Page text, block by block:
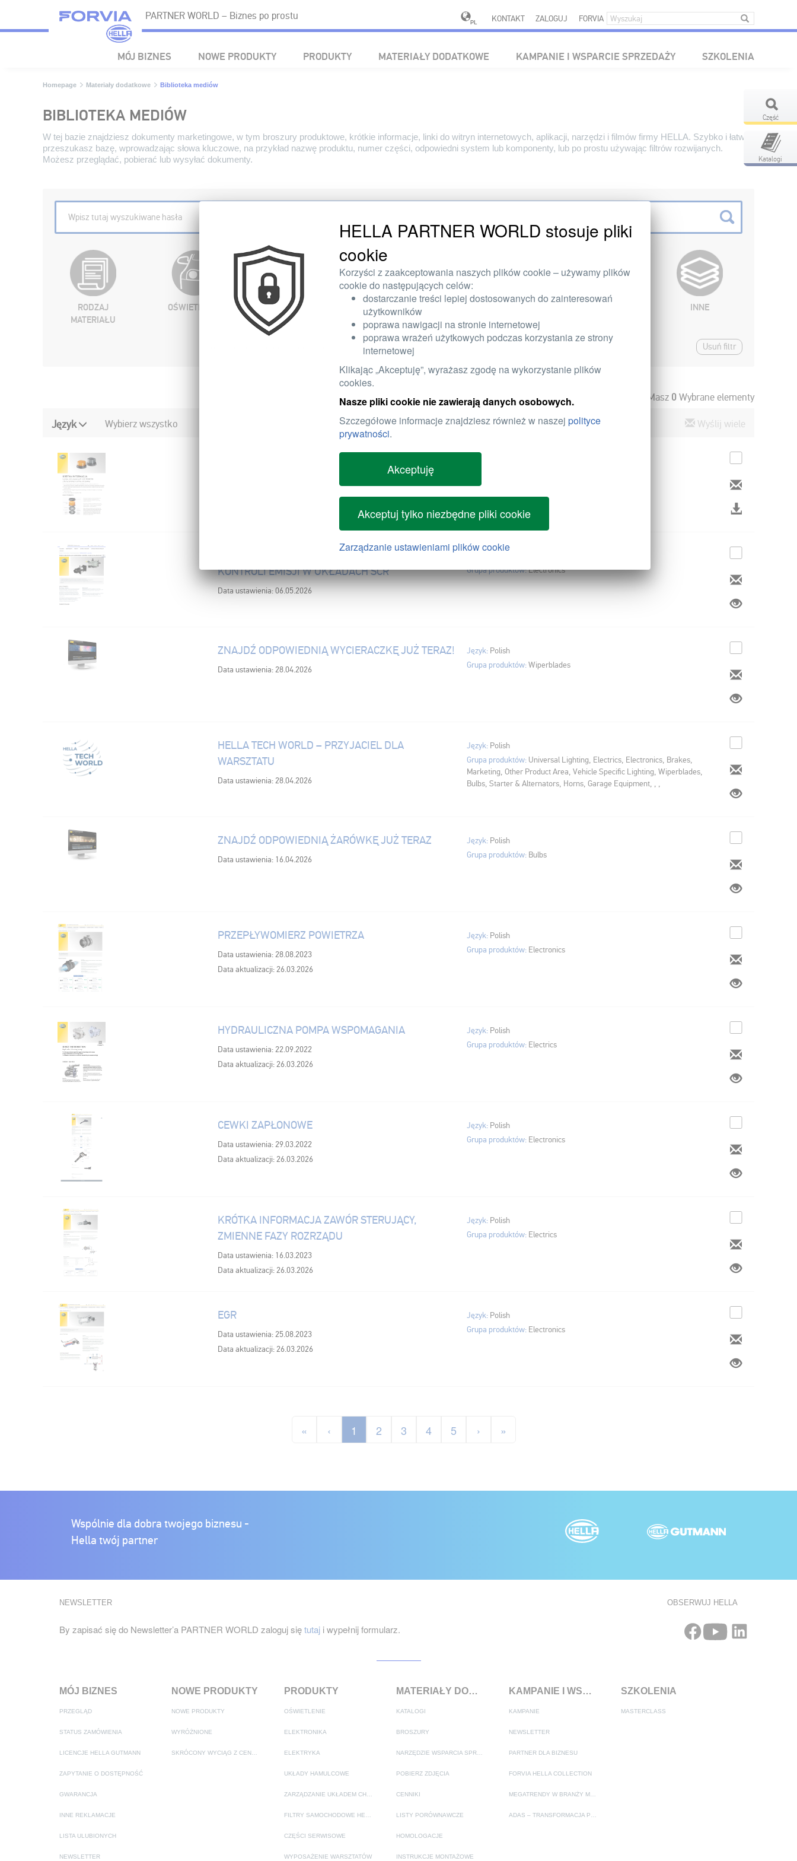
PARTNER WORLD – Biznes po prostu
PL KONTAKT ZALOGUJ FORVIA
MÓJ BIZNES NOWE PRODUKTY PRODUKTY MATERIAŁY DODATKOWE KAMPANIE I WSPARCIE SPRZEDAŻY SZKOLENIA
Homepage Materiały dodatkowe Biblioteka mediów
BIBLIOTEKA MEDIÓW
W tej bazie znajdziesz dokumenty marketingowe, w tym broszury produktowe, krótkie informacje, linki do witryn internetowych, aplikacji, narzędzi i filmów firmy HELLA. Szybko i łatwo
przeszukasz bazę, wprowadzając słowa kluczowe, na przykład nazwę produktu, numer części, odpowiedni system lub komponenty, lub po prostu używając filtrów rozwijanych.
Możesz przeglądać, pobierać lub wysyłać dokumenty.
RODZAJ
MATERIAŁU
OŚWIETLENIE ELEKTRYKA ELEKTRONIKA INNE
Usuń filtr
Język Wyślij wiele
Wybierz wszystko
Masz 0 Wybrane elementy
BURSZTYNOWĄ I CIEMNĄ SOCZEWKĄ
POMPA ADBLUE HELLA DO NIEZAWODNEJ
KONTROLI EMISJI W UKŁADACH SCR
Data ustawienia: 06.05.2026
Grupa produktów:Electronics
ZNAJDŹ ODPOWIEDNIĄ WYCIERACZKĘ JUŻ TERAZ!
Data ustawienia: 28.04.2026
Język: Polish
Grupa produktów:Wiperblades
HELLA TECH WORLD – PRZYJACIEL DLA
WARSZTATU
Data ustawienia: 28.04.2026
Język: Polish
Grupa produktów: Universal Lighting, Electrics, Electronics, Brakes,
Marketing, Other Product Area, Vehicle Specific Lighting, Wiperblades,
Bulbs, Starter & Alternators, Horns, Garage Equipment, , ,
ZNAJDŹ ODPOWIEDNIĄ ŻARÓWKĘ JUŻ TERAZ
Data ustawienia: 16.04.2026
Język: Polish
Grupa produktów: Bulbs
PRZEPŁYWOMIERZ POWIETRZA
Data ustawienia: 28.08.2023
Data aktualizacji: 26.03.2026
Język: Polish
Grupa produktów: Electronics
HYDRAULICZNA POMPA WSPOMAGANIA
Data ustawienia: 22.09.2022
Data aktualizacji: 26.03.2026
Język: Polish
Grupa produktów: Electrics
CEWKI ZAPŁONOWE
Data ustawienia: 29.03.2022
Data aktualizacji: 26.03.2026
Język: Polish
Grupa produktów: Electronics
KRÓTKA INFORMACJA ZAWÓR STERUJĄCY,
ZMIENNE FAZY ROZRZĄDU
Data ustawienia: 16.03.2023
Data aktualizacji: 26.03.2026
Język: Polish
Grupa produktów: Electrics
EGR
Data ustawienia: 25.08.2023
Data aktualizacji: 26.03.2026
Język: Polish
Grupa produktów: Electronics
« ‹ 1 2 3 4 5 › »
Wspólnie dla dobra twojego biznesu -
Hella twój partner
NEWSLETTER
By zapisać się do Newsletter’a PARTNER WORLD zaloguj siętutaj i wypełnij formularz.
OBSERWUJ HELLA
MÓJ BIZNES
PRZEGLĄD
STATUS ZAMÓWIENIA
LICENCJE HELLA GUTMANN
ZAPYTANIE O DOSTĘPNOŚĆ
GWARANCJA
INNE REKLAMACJE
LISTA ULUBIONYCH
NEWSLETTER
NOWE PRODUKTY
NOWE PRODUKTY
WYRÓŻNIONE
PRODUKTY
OŚWIETLENIE
ELEKTRONIKA
ELEKTRYKA
UKŁADY HAMULCOWE
ZARZĄDZANIE UKŁADEM CHŁODZENIA I KLIMATYZACJI
CZĘŚCI SERWISOWE
WYPOSAŻENIE WARSZTATÓW
MATERIAŁY DODATKOWE
KATALOGI
BROSZURY
POBIERZ ZDJĘCIA
CENNIKI
LISTY PORÓWNAWCZE
HOMOLOGACJE
INSTRUKCJE MONTAŻOWE
KAMPANIE I WSPARCIE SPRZEDAŻY
KAMPANIE
NEWSLETTER
PARTNER DLA BIZNESU
FORVIA HELLA COLLECTION
MEGATRENDY W BRANŻY MOTORYZACYJNEJ
SZKOLENIA
MASTERCLASS
HELLA PARTNER WORLD stosuje pliki
cookie
Korzyści z zaakceptowania naszych plików cookie – używamy plików
cookie do następujących celów:
dostarczanie treści lepiej dostosowanych do zainteresowań
użytkowników
poprawa nawigacji na stronie internetowej
poprawa wrażeń użytkowych podczas korzystania ze strony
internetowej
Klikając „Akceptuję”, wyrażasz zgodę na wykorzystanie plików
cookies.
Nasze pliki cookie nie zawierają danych osobowych.
Szczegółowe informacje znajdziesz również w naszejpolityce
prywatności.
Akceptuję
Akceptuj tylko niezbędne pliki cookie
Zarządzanie ustawieniami plików cookie
Część
Katalogi